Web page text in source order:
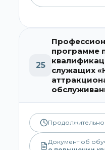
25
программе
служащих
Документ об